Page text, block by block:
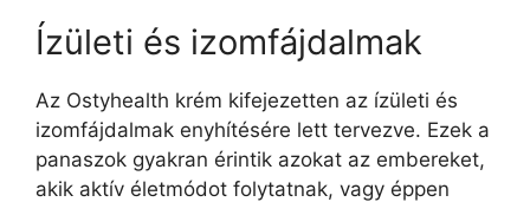
Ízületi és izomfájdalmak
Az Ostyhealth krém kifejezetten az ízületi és
izomfájdalmak enyhítésére lett tervezve. Ezek a
panaszok gyakran érintik azokat az embereket,
akik aktív életmódot folytatnak, vagy éppen